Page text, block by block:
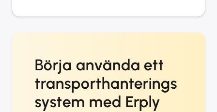
Börja använda ett
transporthanterings
system med Erply